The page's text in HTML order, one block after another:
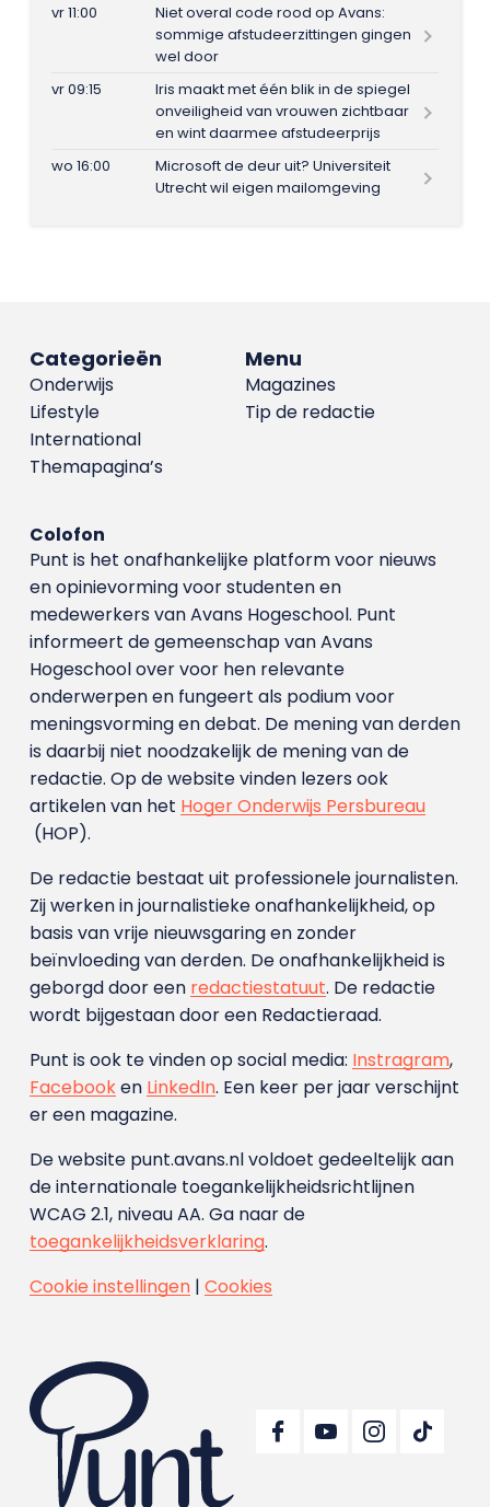
vr 11:00
Niet overal code rood op Avans:
sommige afstudeerzittingen gingen
wel door
vr 09:15
Iris maakt met één blik in de spiegel
onveiligheid van vrouwen zichtbaar
en wint daarmee afstudeerprijs
wo 16:00
Microsoft de deur uit? Universiteit
Utrecht wil eigen mailomgeving
Menu
Magazines
Tip de redactie
Categorieën
Onderwijs
Lifestyle
International
Themapagina’s
Colofon
Punt is het onafhankelijke platform voor nieuws
en opinievorming voor studenten en
medewerkers van Avans Hoge­school. Punt
informeert de gemeenschap van Avans
Hogeschool over voor hen relevante
onderwerpen en fungeert als podium voor
meningsvorming en debat. De mening van derden
is daarbij niet noodzakelijk de mening van de
redactie. Op de website vinden lezers ook
artikelen van het Hoger Onderwijs Persbureau
(HOP).
De redactie bestaat uit professionele journalisten.
Zij werken in journalistieke onafhankelijkheid, op
basis van vrije nieuwsgaring en zonder
beïnvloeding van derden. De onafhankelijkheid is
geborgd door een redactiestatuut. De redactie
wordt bijgestaan door een Redactieraad.
Punt is ook te vinden op social media: Instragram,
Facebooken LinkedIn. Een keer per jaar verschijnt
er een magazine.
De website punt.avans.nl voldoet gedeeltelijk aan
de internationale toegankelijkheidsrichtlijnen
WCAG 2.1, niveau AA. Ga naar de
toegankelijkheidsverklaring.
Cookie instellingen| Cookies